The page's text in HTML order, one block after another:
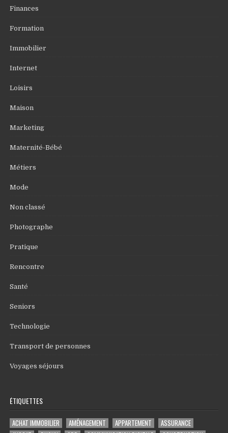
Finances
Formation
Immobilier
Internet
Loisirs
Maison
Marketing
Maternité-Bébé
Métiers
Mode
Non classé
Photographe
Pratique
Rencontre
Santé
Seniors
Technologie
Transport de personnes
Voyages séjours
ÉTIQUETTES
ACHAT IMMOBILIER AMÉNAGEMENT APPARTEMENT
ASSURANCE